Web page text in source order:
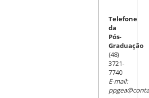
Telefone
da
Pós-
Graduação
(48)
3721-
7740
E-mail: